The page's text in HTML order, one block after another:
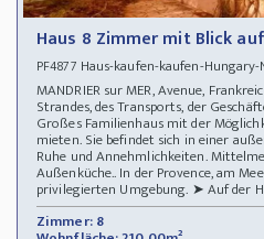
Haus 8 Zimmer mit Blick
PF4877 Haus-kaufen-kaufen-
MANDRIER sur MER, Avenue,
Strandes, des Transports, der
Großes Familienhaus mit der
mieten. Sie befindet sich in einer
Ruhe und Annehmlichkeiten.
Außenküche.. In der Provence, am
privilegierten Umgebung. ➤ Auf der
Zimmer: 8